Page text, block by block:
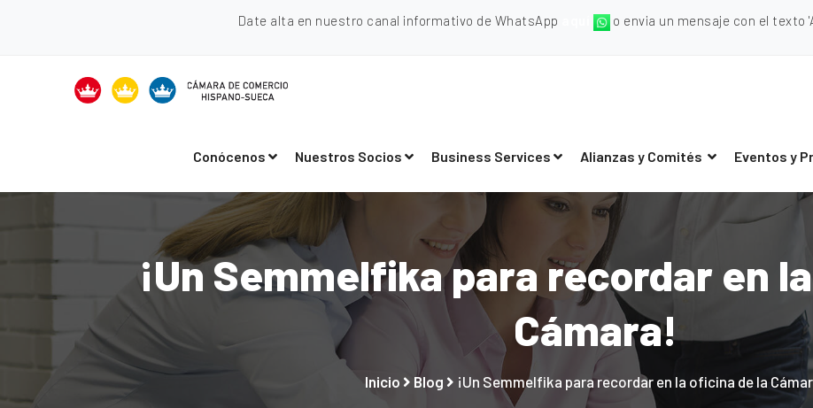
Date alta en nuestro canal informativo de WhatsApp o envia un mensaje con el texto
Conócenos Nuestros Socios Business Services Alianzas y Comités Eventos y
¡Un Semmelfika para recordar en
Cámara!
Inicio Blog ¡Un Semmelfika para recordar en la oficina de la